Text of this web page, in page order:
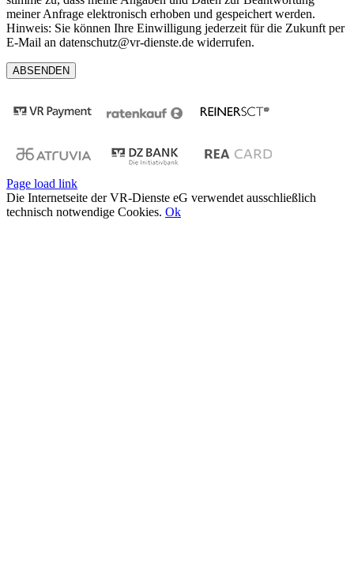
meiner Anfrage elektronisch erhoben und gespeichert werden.
Hinweis: Sie können Ihre Einwilligung jederzeit für die Zukunft per
E-Mail an datenschutz@vr-dienste.de widerrufen.
Page load link
Die Internetseite der VR-Dienste eG verwendet ausschließlich
technisch notwendige Cookies. Ok